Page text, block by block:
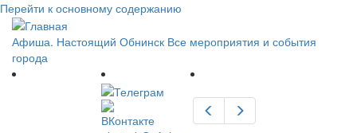
Перейти к основному содержанию
Афиша. Настоящий Обнинск Все мероприятия и события
города
Предыдущий